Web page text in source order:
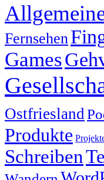
Fernsehen
Games
Ostfriesland
Produkte
Schreiben